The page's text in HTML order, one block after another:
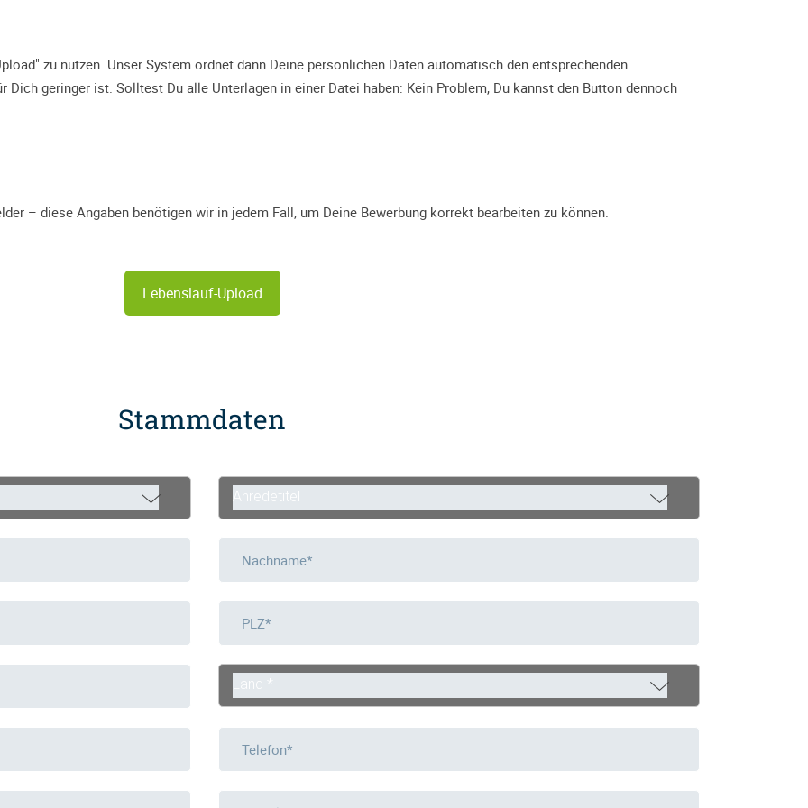
zu nutzen. Unser System ordnet dann Deine persönlichen Daten automatisch den entsprechenden
Dich geringer ist. Solltest Du alle Unterlagen in einer Datei haben: Kein Problem, Du kannst den Button dennoch
– diese Angaben benötigen wir in jedem Fall, um Deine Bewerbung korrekt bearbeiten zu können.
Lebenslauf-Upload
Stammdaten
Anredetitel
Land *